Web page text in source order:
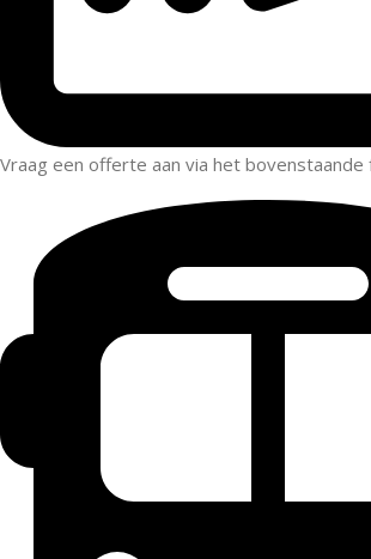
Vraag een offerte aan via het bovenstaande